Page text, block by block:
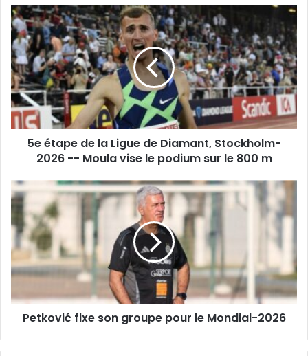
5e
étape
de
la
Ligue
de
Diamant,
Stockholm-
2026
vise
le
podium
sur
m
5e étape de la Ligue de Diamant, Stockholm-
2026 -- Moula vise le podium sur le 800 m
Petković
fixe
groupe
pour
Mondial-
Petković fixe son groupe pour le Mondial-2026